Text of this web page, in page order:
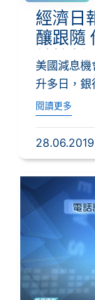
經濟日
釀跟隨 借貸封頂息率見2.475厘
轉按削
美國減息
升多日，銀
周起就...
閱讀更多
28.06.2019